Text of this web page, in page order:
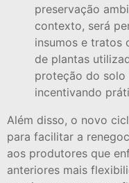
preservação
contexto, será
insumos e tratos
de plantas
proteção do solo
incentivando
Além disso, o novo
para facilitar a
aos produtores que
anteriores mais